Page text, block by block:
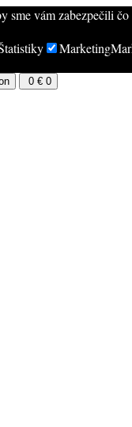
vám zabezpečili
Marketing
0 € 0